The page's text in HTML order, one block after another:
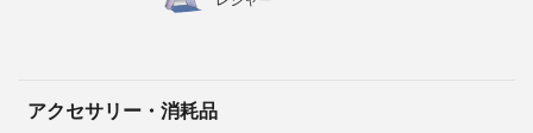
アクセサリー・消耗品